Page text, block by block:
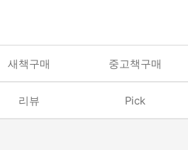
새책구매 중고책구매
리뷰 Pick